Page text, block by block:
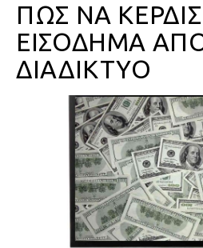
ΠΏΣ ΝΑ
ΕΙΣΌΔΗΜΑ
ΔΙΑΔΊΚΤΥΟ